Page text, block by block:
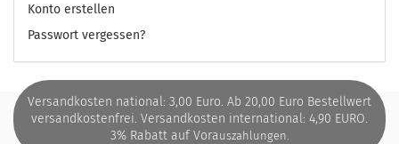
Konto erstellen
Passwort vergessen?
Versandkosten national: 3,00 Euro. Ab 20,00 Euro Bestellwert
versandkostenfrei. Versandkosten international: 4,90 EURO.
3% Rabatt auf Vorauszahlungen.